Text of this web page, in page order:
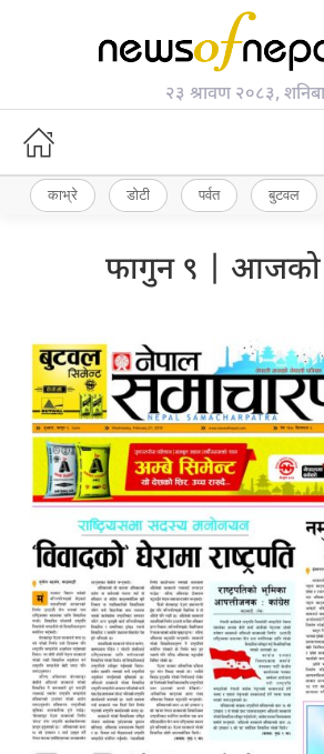
२३ श्रावण २०८३,
काभ्रे डोटी पर्वत बुटवल
फागुन ९ | आजको